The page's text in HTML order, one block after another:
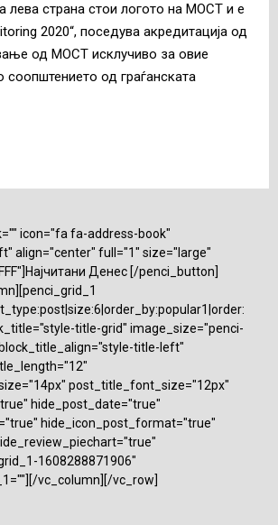
лева страна стои логото на МОСТ и е
2020“, поседува акредитација од
од МОСТ исклучиво за овие
соопштението од граѓанската
icon="fa fa-address-book"
align="center" full="1" size="large"
Денес [/penci_button]
title-grid" image_size="penci-
title-left"
post_title_font_size="12px"
hide_post_date="true"
hide_icon_post_format="true"
1608288871906"
vc_column][/vc_row]